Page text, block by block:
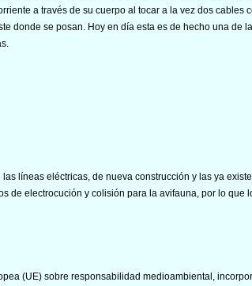
a través de su cuerpo al tocar a la vez dos cables
donde se posan. Hoy en día esta es de hecho una de
líneas eléctricas, de nueva construcción y las ya
de electrocución y colisión para la avifauna, por lo que
(UE) sobre responsabilidad medioambiental,